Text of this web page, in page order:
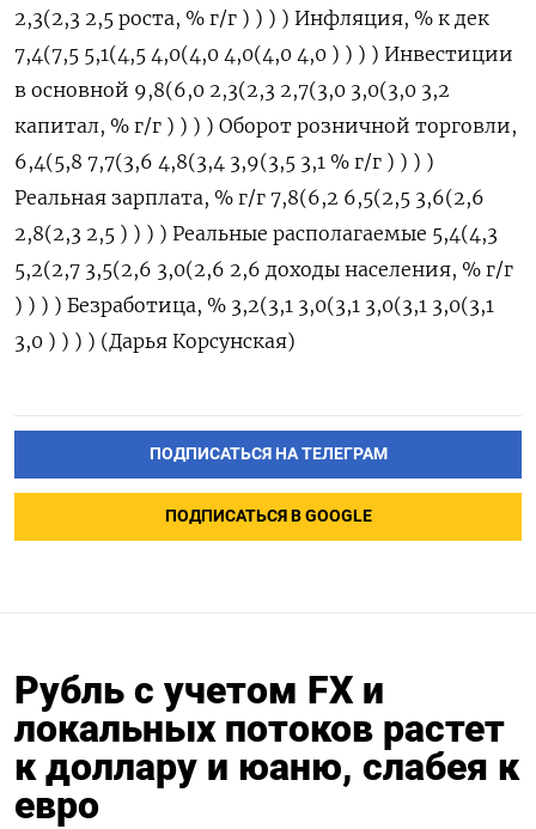
2,3(2,3 2,5 роста, % г/г ) ) ) ) Инфляция, % к дек
7,4(7,5 5,1(4,5 4,0(4,0 4,0(4,0 4,0 ) ) ) ) Инвестиции
в основной 9,8(6,0 2,3(2,3 2,7(3,0 3,0(3,0 3,2
капитал, % г/г ) ) ) ) Оборот розничной торговли,
6,4(5,8 7,7(3,6 4,8(3,4 3,9(3,5 3,1 % г/г ) ) ) )
Реальная зарплата, % г/г 7,8(6,2 6,5(2,5 3,6(2,6
2,8(2,3 2,5 ) ) ) ) Реальные располагаемые 5,4(4,3
5,2(2,7 3,5(2,6 3,0(2,6 2,6 доходы населения, % г/г
) ) ) ) Безработица, % 3,2(3,1 3,0(3,1 3,0(3,1 3,0(3,1
3,0 ) ) ) ) (Дарья Корсунская)
ПОДПИСАТЬСЯ НА ТЕЛЕГРАМ
ПОДПИСАТЬСЯ В GOOGLE
Рубль с учетом FX и
локальных потоков растет
к доллару и юаню, слабея к
евро